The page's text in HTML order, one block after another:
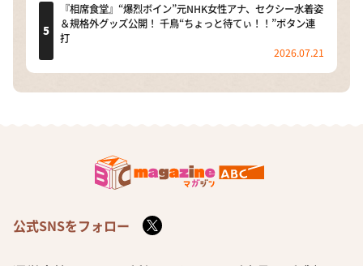
『相席食堂』“爆烈ボイン”元NHK女性アナ、セクシー水着姿
＆規格外グッズ公開！ 千鳥“ちょっと待てぃ！！”ボタン連
打
2026.07.21
公式SNSをフォロー